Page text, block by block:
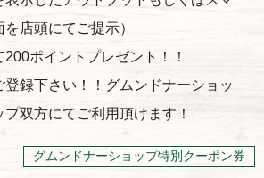
店頭にてご提示）
ポイントプレゼント！！
登録下さい！！グムンドナーショッ
双方にてご利用頂けます！
グムンドナーショップ特別クーポン券